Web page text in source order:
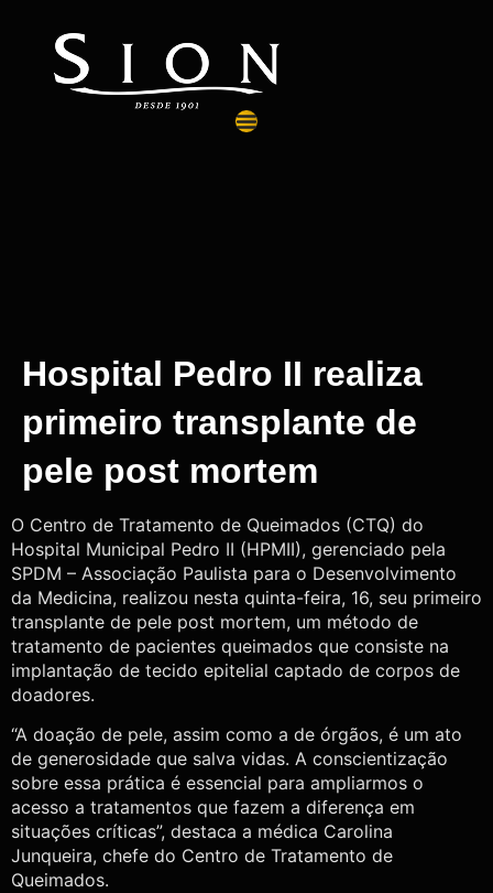
Hospital Pedro II realiza
primeiro transplante de
pele post mortem
O Centro de Tratamento de Queimados (CTQ) do
Hospital Municipal Pedro II (HPMII), gerenciado pela
SPDM – Associação Paulista para o Desenvolvimento
da Medicina, realizou nesta quinta-feira, 16, seu primeiro
transplante de pele post mortem, um método de
tratamento de pacientes queimados que consiste na
implantação de tecido epitelial captado de corpos de
doadores.
“A doação de pele, assim como a de órgãos, é um ato
de generosidade que salva vidas. A conscientização
sobre essa prática é essencial para ampliarmos o
acesso a tratamentos que fazem a diferença em
situações críticas”, destaca a médica Carolina
Junqueira, chefe do Centro de Tratamento de
Queimados.